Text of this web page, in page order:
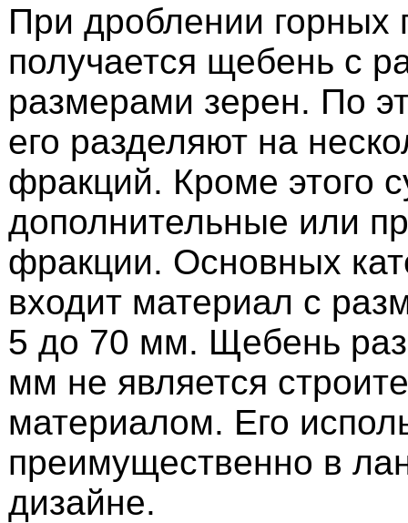
При дроблении горных
получается щебень с
размерами зерен. По
его разделяют на
фракций. Кроме этого
дополнительные или
фракции. Основных
входит материал с
5 до 70 мм. Щебень
мм не является
материалом. Его
преимущественно в
дизайне.